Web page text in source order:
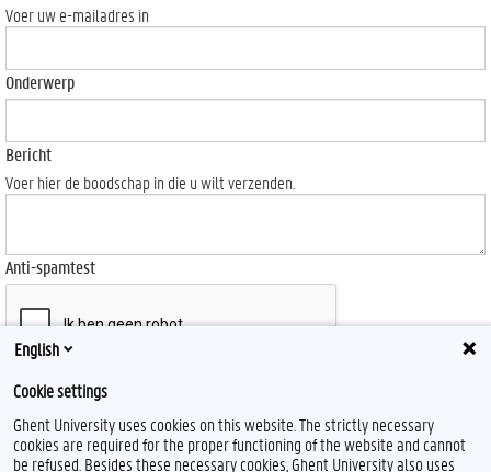
Voer uw e-mailadres in
Onderwerp
Bericht
Voer hier de boodschap in die u wilt verzenden.
Anti-spamtest
Send
English
Cookie settings
Ghent University uses cookies on this website. The strictly necessary
cookies are required for the proper functioning of the website and cannot
be refused. Besides these necessary cookies, Ghent University also uses